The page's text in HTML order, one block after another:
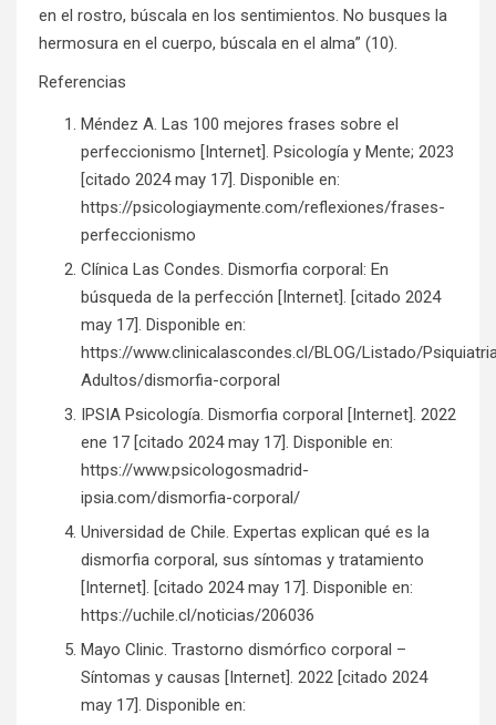
en el rostro, búscala en los sentimientos. No busques la
hermosura en el cuerpo, búscala en el alma” (10).
Referencias
Méndez A. Las 100 mejores frases sobre el
perfeccionismo [Internet]. Psicología y Mente; 2023
[citado 2024 may 17]. Disponible en:
https://psicologiaymente.com/reflexiones/frases-
perfeccionismo
Clínica Las Condes. Dismorfia corporal: En
búsqueda de la perfección [Internet]. [citado 2024
may 17]. Disponible en:
https://www.clinicalascondes.cl/BLOG/Listado/
Adultos/dismorfia-corporal
IPSIA Psicología. Dismorfia corporal [Internet]. 2022
ene 17 [citado 2024 may 17]. Disponible en:
https://www.psicologosmadrid-
ipsia.com/dismorfia-corporal/
Universidad de Chile. Expertas explican qué es la
dismorfia corporal, sus síntomas y tratamiento
[Internet]. [citado 2024 may 17]. Disponible en:
https://uchile.cl/noticias/206036
Mayo Clinic. Trastorno dismórfico corporal –
Síntomas y causas [Internet]. 2022 [citado 2024
may 17]. Disponible en: